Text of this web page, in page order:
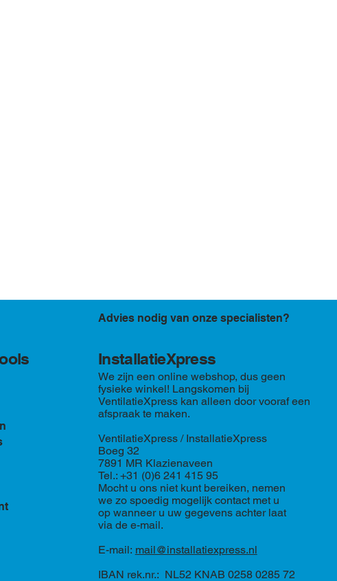
Advies nodig van onze specialisten?
We zijn een online webshop, dus geen
fysieke winkel! Langskomen bij
VentilatieXpress kan alleen door vooraf een
afspraak te maken.
VentilatieXpress / InstallatieXpress
Boeg 32
7891 MR Klazienaveen
Tel.: +31 (0)6 241 415 95
Mocht u ons niet kunt bereiken, nemen
we zo spoedig mogelijk contact met u
op wanneer u uw gegevens achter laat
via de e-mail.
E-mail: mail@installatiexpress.nl
IBAN rek.nr.: NL52 KNAB 0258 0285 72
InstallatieXpress